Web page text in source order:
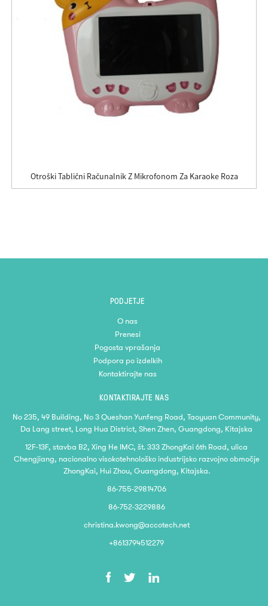
Otroški Tablični Računalnik Z Mikrofonom Za Karaoke Roza
PODJETJE
O nas
Prenesi
Pogosta vprašanja
Podpora po izdelkih
Kontaktirajte nas
KONTAKTIRAJTE NAS
No 235, 49 Building, No 3 Queshan Yunfeng Road, Taoyuan Community,
Da Lang street, Long Hua District, Shen Zhen, Guangdong, Kitajska
12F-13F, stavba B2, Xing He IMC, št. 333 ZhongKai 6th Road, ulica
Chengjiang, nacionalno visokotehnološko industrijsko razvojno območje
ZhongKai, Hui Zhou, Guangdong, Kitajska.
86-755-29814706
86-752-3229886
christina.kwong@accotech.net
+8613794512279